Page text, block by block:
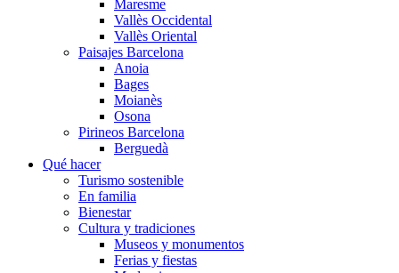
Maresme
Vallès Occidental
Vallès Oriental
Paisajes Barcelona
Anoia
Bages
Moianès
Osona
Pirineos Barcelona
Berguedà
Qué hacer
Turismo sostenible
En familia
Bienestar
Cultura y tradiciones
Museos y monumentos
Ferias y fiestas